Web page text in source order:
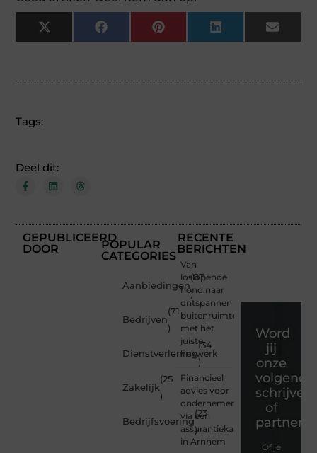
X
(Twitter)
Facebook Pinterest LinkedIn Email
Tags:
Deel dit:
GEPUBLICEERD
DOOR
POPULAR
CATEGORIES
Aanbiedingen
(87
)
Bedrijven
(71
)
Dienstverlening
(34
)
Zakelijk
(25
)
Bedrijfsvoering
(23
)
RECENTE
BERICHTEN
Van
loslopende
hond naar
ontspannen
buitenruimte
met het
juiste
hekwerk
Financieel
advies voor
ondernemers
via een
assurantiekantoor
in Arnhem
Word
jij
onze
volgende
schrijver
of
partner?
Of je